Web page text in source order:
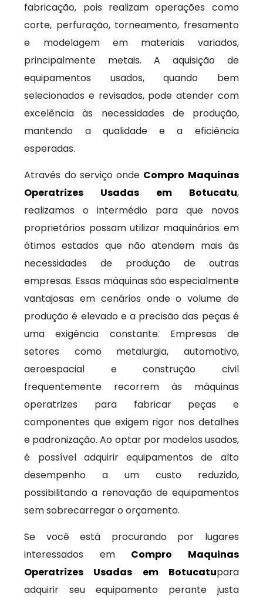
fabricação, pois realizam operações como
corte, perfuração, torneamento, fresamento
e modelagem em materiais variados,
principalmente metais. A aquisição de
equipamentos usados, quando bem
selecionados e revisados, pode atender com
excelência às necessidades de produção,
mantendo a qualidade e a eficiência
esperadas.
Através do serviço onde Compro Maquinas
Operatrizes Usadas em Botucatu,
realizamos o intermédio para que novos
proprietários possam utilizar maquinários em
ótimos estados que não atendem mais às
necessidades de produção de outras
empresas. Essas máquinas são especialmente
vantajosas em cenários onde o volume de
produção é elevado e a precisão das peças é
uma exigência constante. Empresas de
setores como metalurgia, automotivo,
aeroespacial e construção civil
frequentemente recorrem às máquinas
operatrizes para fabricar peças e
componentes que exigem rigor nos detalhes
e padronização. Ao optar por modelos usados,
é possível adquirir equipamentos de alto
desempenho a um custo reduzido,
possibilitando a renovação de equipamentos
sem sobrecarregar o orçamento.
Se você está procurando por lugares
interessados em Compro Maquinas
Operatrizes Usadas em Botucatupara
adquirir seu equipamento perante justa